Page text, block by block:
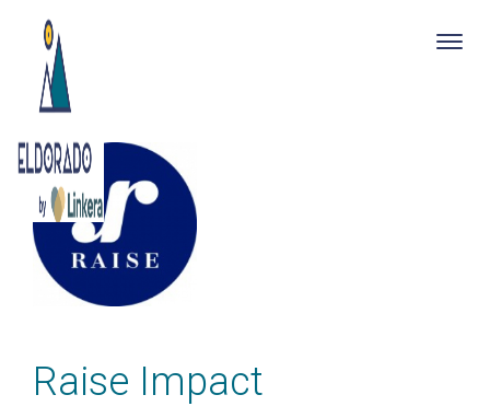
main
content
Raise Impact